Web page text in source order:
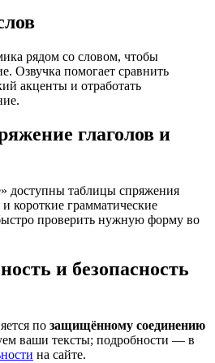
рядом со словом, чтобы
Озвучка помогает сравнить
акценты и отработать
глаголов и
доступны таблицы спряжения
короткие грамматические
проверить нужную форму во
и безопасность
по защищённому соединению
ваши тексты; подробности — в
на сайте.